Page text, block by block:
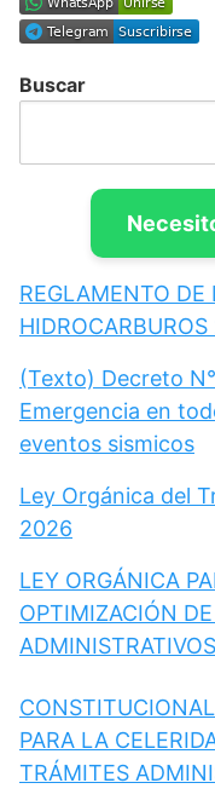
Buscar
REGLAMENTO DE
(Texto) Decreto
Emergencia en
eventos sismicos
Ley Orgánica del
2026
LEY ORGÁNICA
OPTIMIZACIÓN
PARA LA
TRÁMITES